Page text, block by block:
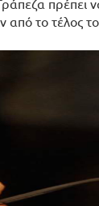
πρέπει
από το τέλος